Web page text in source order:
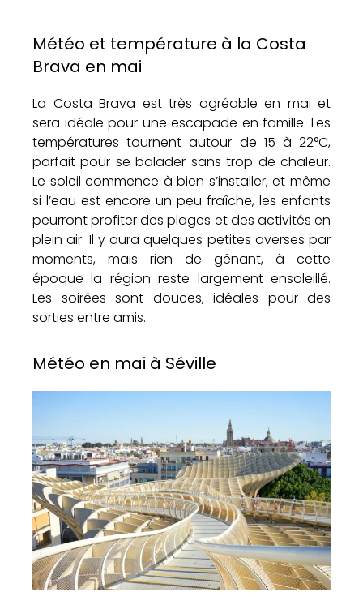
Météo et température à la Costa
Brava en mai
La Costa Brava est très agréable en mai et
sera idéale pour une escapade en famille. Les
températures tournent autour de 15 à 22°C,
parfait pour se balader sans trop de chaleur.
Le soleil commence à bien s’installer, et même
si l’eau est encore un peu fraîche, les enfants
peurront profiter des plages et des activités en
plein air. Il y aura quelques petites averses par
moments, mais rien de gênant, à cette
époque la région reste largement ensoleillé.
Les soirées sont douces, idéales pour des
sorties entre amis.
Météo en mai à Séville